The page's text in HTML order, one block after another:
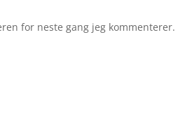
for neste gang jeg kommenterer.